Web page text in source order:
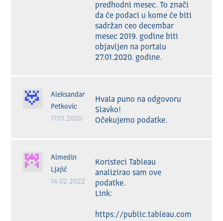
predhodni mesec. To znači
da će podaci u kome će biti
sadržan ceo decembar
mesec 2019. godine biti
objavljen na portalu
27.01.2020. godine.
Aleksandar
Petkovic
17.01.2020
Hvala puno na odgovoru
Slavko!
Očekujemo podatke.
Almedin
Ljajić
14.02.2022
Koristeci Tableau
analizirao sam ove
podatke.
Link:
https://public.tableau.com